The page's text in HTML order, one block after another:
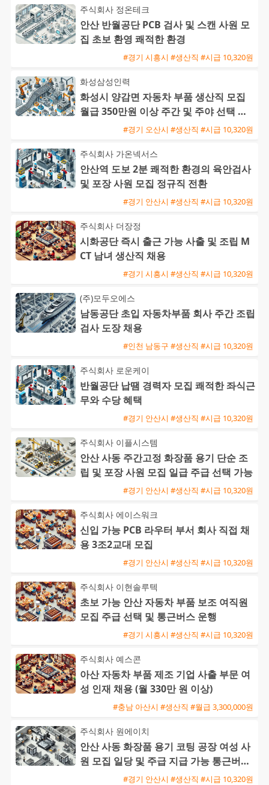
주식회사 정온테크
안산 반월공단 PCB 검사 및 스캔 사원 모
집 초보 환영 쾌적한 환경
#경기 시흥시 #생산직 #시급 10,320원
화성삼성인력
화성시 양감면 자동차 부품 생산직 모집
월급 350만원 이상 주간 및 주야 선택 가
능 초보 및 외국인 환영
#경기 오산시 #생산직 #시급 10,320원
주식회사 가온넥서스
안산역 도보 2분 쾌적한 환경의 육안검사
및 포장 사원 모집 정규직 전환
#경기 안산시 #생산직 #시급 10,320원
주식회사 더장정
시화공단 즉시 출근 가능 사출 및 조립 M
CT 남녀 생산직 채용
#경기 시흥시 #생산직 #시급 10,320원
(주)모두오에스
남동공단 초입 자동차부품 회사 주간 조립
검사 도장 채용
#인천 남동구 #생산직 #시급 10,320원
주식회사 로운케이
반월공단 납땜 경력자 모집 쾌적한 좌식근
무와 수당 혜택
#경기 안산시 #생산직 #시급 10,320원
주식회사 이플시스템
안산 사동 주간고정 화장품 용기 단순 조
립 및 포장 사원 모집 일급 주급 선택 가능
#경기 안산시 #생산직 #시급 10,320원
주식회사 에이스워크
신입 가능 PCB 라우터 부서 회사 직접 채
용 3조2교대 모집
#경기 안산시 #생산직 #시급 10,320원
주식회사 이현솔루텍
초보 가능 안산 자동차 부품 보조 여직원
모집 주급 선택 및 통근버스 운행
#경기 시흥시 #생산직 #시급 10,320원
주식회사 예스콘
아산 자동차 부품 제조 기업 사출 부문 여
성 인재 채용 (월 330만 원 이상)
#충남 아산시 #생산직 #월급 3,300,000원
주식회사 원에이치
안산 사동 화장품 용기 코팅 공장 여성 사
원 모집 일당 및 주급 지급 가능 통근버스
#경기 안산시 #생산직 #시급 10,320원